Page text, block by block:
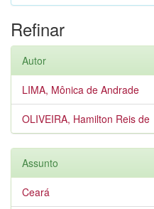
Refinar
Autor
LIMA, Mônica de Andrade
OLIVEIRA, Hamilton Reis de
Assunto
Ceará